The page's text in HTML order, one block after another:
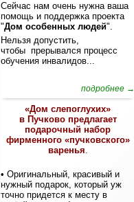
Сейчас нам очень нужна ваша
помощь и поддержка проекта
"Дом особенных людей".
Нельзя допустить,
чтобы прерывался процесс
обучения инвалидов...
подробнее →
«Дом слепоглухих»
в Пучково предлагает
подарочный набор
фирменного «пучковского»
варенья.
• Оригинальный, красивый и
нужный подарок, который уж
точно придется к месту в